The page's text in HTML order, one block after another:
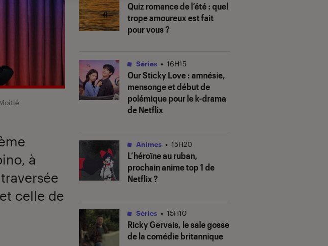
à
celle de
Quiz romance de l’été : quel
trope amoureux est fait
pour vous ?
Our Sticky Love: amnésie,
mensonge et début de
polémique pour le k-drama
de Netflix
Séries • 16H15
L’héroïne au ruban,
prochain anime top 1 de
Netflix ?
Animes • 15H20
Ricky Gervais, le sale gosse
de la comédie britannique
Séries • 15H10